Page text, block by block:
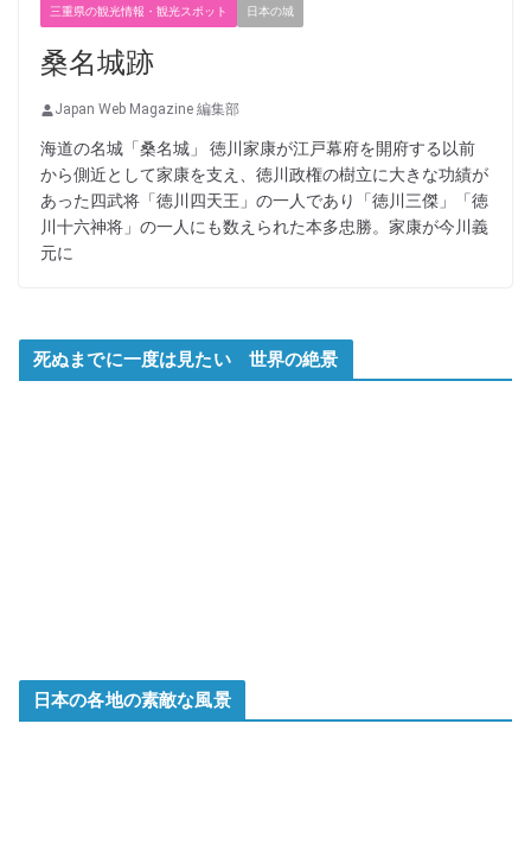
三重県の観光情報・観光スポット 日本の城
桑名城跡
Japan Web Magazine 編集部
海道の名城「桑名城」 徳川家康が江戸幕府を開府する以前
から側近として家康を支え、徳川政権の樹立に大きな功績が
あった四武将「徳川四天王」の一人であり「徳川三傑」「徳
川十六神将」の一人にも数えられた本多忠勝。家康が今川義
元に
死ぬまでに一度は見たい 世界の絶景
日本の各地の素敵な風景